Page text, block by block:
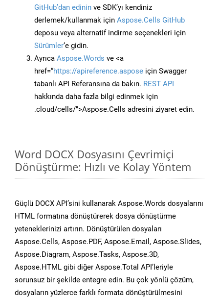
GitHub’dan edinin ve SDK’yı kendiniz
derlemek/kullanmak için Aspose.Cells GitHub
deposu veya alternatif indirme seçenekleri için
Sürümler‘e gidin.
Ayrıca Aspose.Words ve <a
href=“https://apireference.aspose için Swagger
tabanlı API Referansına da bakın. REST API
hakkında daha fazla bilgi edinmek için
.cloud/cells/">Aspose.Cells adresini ziyaret edin.
Word DOCX Dosyasını Çevrimiçi
Dönüştürme: Hızlı ve Kolay Yöntem
Güçlü DOCX API’sini kullanarak Aspose.Words dosyalarını
HTML formatına dönüştürerek dosya dönüştürme
yeteneklerinizi artırın. Dönüştürülen dosyaları
Aspose.Cells, Aspose.PDF, Aspose.Email, Aspose.Slides,
Aspose.Diagram, Aspose.Tasks, Aspose.3D,
Aspose.HTML gibi diğer Aspose.Total API’leriyle
sorunsuz bir şekilde entegre edin. Bu çok yönlü çözüm,
dosyaların yüzlerce farklı formata dönüştürülmesini